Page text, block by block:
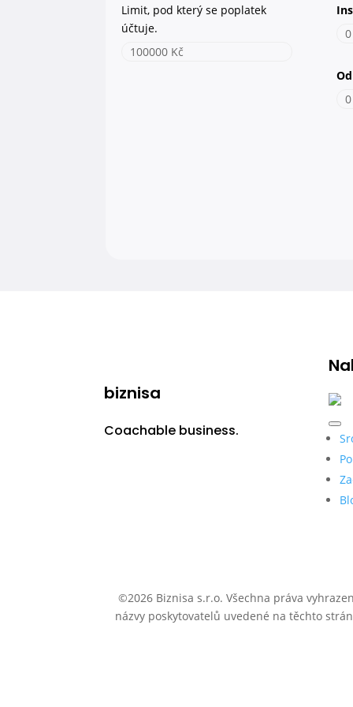
Limit, pod který se poplatek
účtuje.
100000 Kč
biznisa
Coachable business.
©2026 Biznisa s.r.o. Všechna práva
názvy poskytovatelů uvedené na těchto